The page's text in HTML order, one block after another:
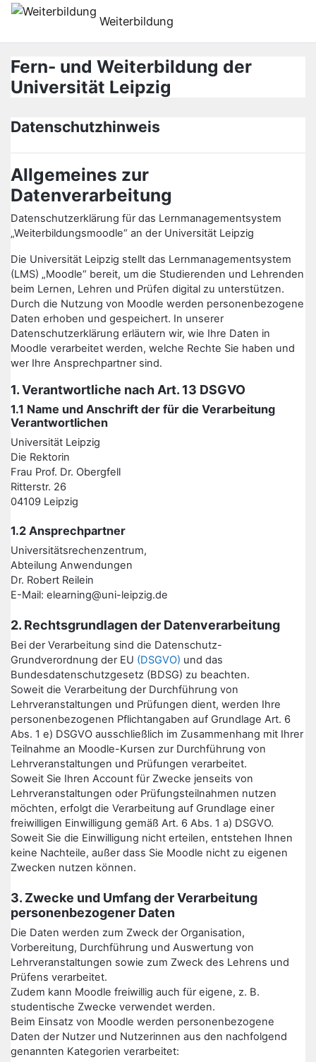
Zum Hauptinhalt
Weiterbildung
Fern- und Weiterbildung der
Universität Leipzig
Datenschutzhinweis
Allgemeines zur
Datenverarbeitung
Datenschutzerklärung für das Lernmanagementsystem
„Weiterbildungsmoodle“ an der Universität Leipzig
Die Universität Leipzig stellt das Lernmanagementsystem
(LMS) „Moodle“ bereit, um die Studierenden und Lehrenden
beim Lernen, Lehren und Prüfen digital zu unterstützen.
Durch die Nutzung von Moodle werden personenbezogene
Daten erhoben und gespeichert. In unserer
Datenschutzerklärung erläutern wir, wie Ihre Daten in
Moodle verarbeitet werden, welche Rechte Sie haben und
wer Ihre Ansprechpartner sind.
1. Verantwortliche nach Art. 13 DSGVO
1.1 Name und Anschrift der für die Verarbeitung
Verantwortlichen
Universität Leipzig
Die Rektorin
Frau Prof. Dr. Obergfell
Ritterstr. 26
04109 Leipzig
1.2 Ansprechpartner
Universitätsrechenzentrum,
Abteilung Anwendungen
Dr. Robert Reilein
E-Mail: elearning@uni-leipzig.de
2. Rechtsgrundlagen der Datenverarbeitung
Bei der Verarbeitung sind die Datenschutz-
Grundverordnung der EU (DSGVO) und das
Bundesdatenschutzgesetz (BDSG) zu beachten.
Soweit die Verarbeitung der Durchführung von
Lehrveranstaltungen und Prüfungen dient, werden Ihre
personenbezogenen Pflichtangaben auf Grundlage Art. 6
Abs. 1 e) DSGVO ausschließlich im Zusammenhang mit Ihrer
Teilnahme an Moodle-Kursen zur Durchführung von
Lehrveranstaltungen und Prüfungen verarbeitet.
Soweit Sie Ihren Account für Zwecke jenseits von
Lehrveranstaltungen oder Prüfungsteilnahmen nutzen
möchten, erfolgt die Verarbeitung auf Grundlage einer
freiwilligen Einwilligung gemäß Art. 6 Abs. 1 a) DSGVO.
Soweit Sie die Einwilligung nicht erteilen, entstehen Ihnen
keine Nachteile, außer dass Sie Moodle nicht zu eigenen
Zwecken nutzen können.
3. Zwecke und Umfang der Verarbeitung
personenbezogener Daten
Die Daten werden zum Zweck der Organisation,
Vorbereitung, Durchführung und Auswertung von
Lehrveranstaltungen sowie zum Zweck des Lehrens und
Prüfens verarbeitet.
Zudem kann Moodle freiwillig auch für eigene, z. B.
studentische Zwecke verwendet werden.
Beim Einsatz von Moodle werden personenbezogene
Daten der Nutzer und Nutzerinnen aus den nachfolgend
genannten Kategorien verarbeitet: